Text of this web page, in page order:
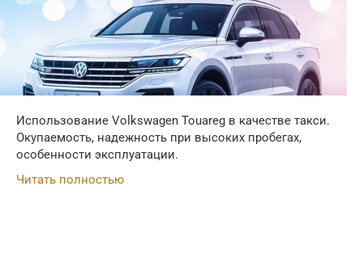
Использование Volkswagen Touareg в качестве такси.
Окупаемость, надежность при высоких пробегах,
особенности эксплуатации.
Читать полностью